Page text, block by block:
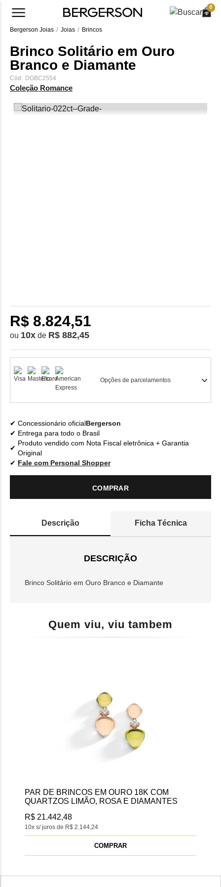
0
Bergerson Joias Joias Brincos
Brinco Solitário em Ouro
Branco e Diamante
Cód: DGBC2554
Coleção Romance
R$ 8.824,51
ou 10x de R$ 882,45
Opções de parcelamentos
Concessionário oficialBergerson
Entrega para todo o Brasil
Produto vendido com Nota Fiscal eletrônica + Garantia
Original
Fale com Personal Shopper
COMPRAR
Descrição Ficha Técnica
DESCRIÇÃO
Brinco Solitário em Ouro Branco e Diamante
Quem viu, viu tambem
PAR DE BRINCOS EM OURO 18K COM
QUARTZOS LIMÃO, ROSA E DIAMANTES
10x s/ juros de R$ 2.144,24
R$ 21.442,48
COMPRAR